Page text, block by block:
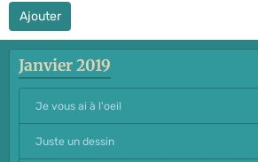
Ajouter
Janvier 2019
Je vous ai à l'oeil
Juste un dessin